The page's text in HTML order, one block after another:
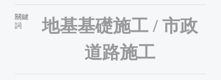
關鍵
詞
地基基礎施工 / 市政
道路施工